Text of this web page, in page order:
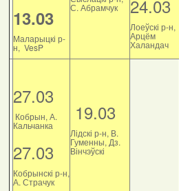
13.03
Маларыцкі р-
н, VesP
С. Абрамчук 24.03
Лоеўскі р-н,
Арцём
Халандач
27.03
Кобрын, А.
Кальчанка
27.03
Кобрынскі р-н,
А. Страчук
19.03
Лідскі р-н, В.
Гуменны, Дз.
Вінчэўскі